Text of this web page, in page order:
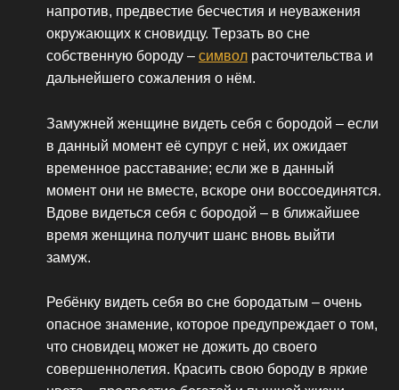
напротив, предвестие бесчестия и неуважения
окружающих к сновидцу. Терзать во сне
собственную бороду – символ расточительства и
дальнейшего сожаления о нём.
Замужней женщине видеть себя с бородой – если
в данный момент её супруг с ней, их ожидает
временное расставание; если же в данный
момент они не вместе, вскоре они воссоединятся.
Вдове видеться себя с бородой – в ближайшее
время женщина получит шанс вновь выйти
замуж.
Ребёнку видеть себя во сне бородатым – очень
опасное знамение, которое предупреждает о том,
что сновидец может не дожить до своего
совершеннолетия. Красить свою бороду в яркие